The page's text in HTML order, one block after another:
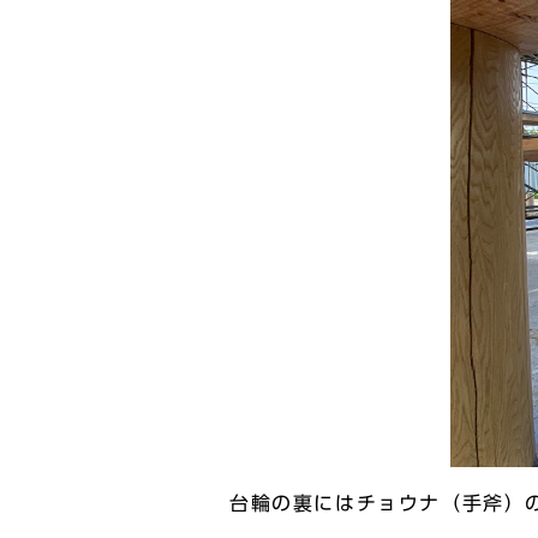
台輪の裏にはチョウナ（手斧）